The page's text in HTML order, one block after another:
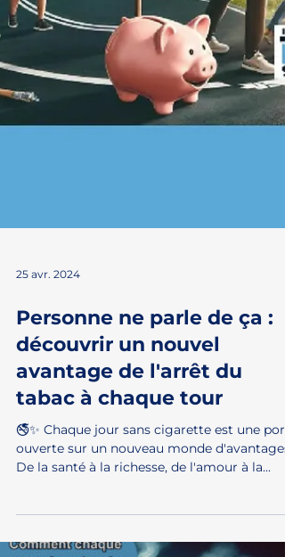
25 avr. 2024
Personne ne parle de ça :
découvrir un nouvel
tabac à chaque tour
🚭✨ Chaque jour sans cigarette est une